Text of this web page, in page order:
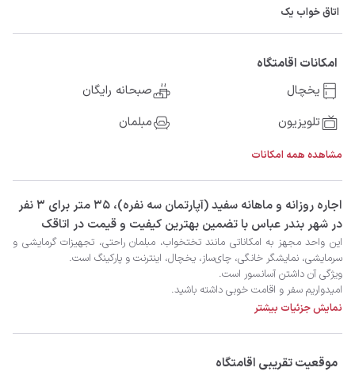
اتاق خواب یک
امکانات اقامتگاه
یخچال
صبحانه رایگان
تلویزیون
مبلمان
مشاهده همه امکانات
‫‫اجاره روزانه و ماهانه سفید (آپارتمان سه نفره)، 35 متر برای 3 نفر
در شهر بندر عباس با تضمین بهترین کیفیت و قیمت در اتاقک
امیدواریم سفر و اقامت خوبی داشته باشید.
نمایش جزئیات بیشتر
موقعیت تقریبی اقامتگاه